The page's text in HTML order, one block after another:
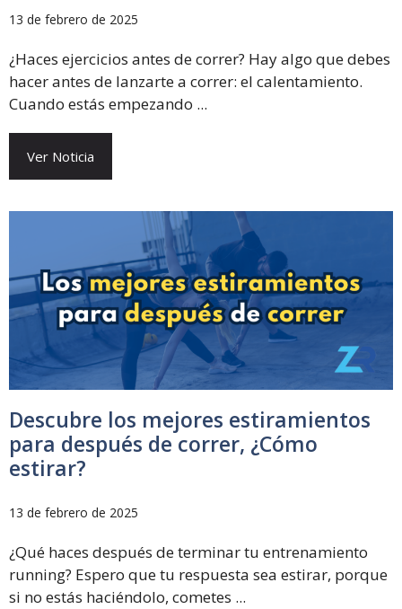
13 de febrero de 2025
¿Haces ejercicios antes de correr? Hay algo que debes
hacer antes de lanzarte a correr: el calentamiento.
Cuando estás empezando ...
Ver Noticia
Descubre los mejores estiramientos
para después de correr, ¿Cómo
estirar?
13 de febrero de 2025
¿Qué haces después de terminar tu entrenamiento
running? Espero que tu respuesta sea estirar, porque
si no estás haciéndolo, cometes ...